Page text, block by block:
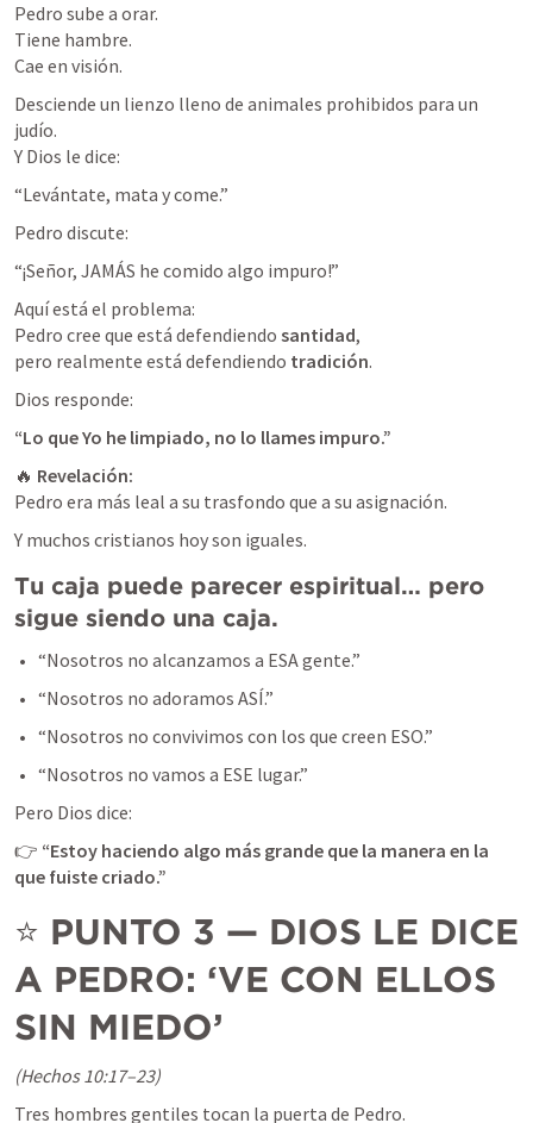
Pedro sube a orar.
Tiene hambre.
Cae en visión.
Desciende un lienzo lleno de animales prohibidos para un
judío.
Y Dios le dice:
“Levántate, mata y come.”
Pedro discute:
“¡Señor, JAMÁS he comido algo impuro!”
Aquí está el problema:
Pedro cree que está defendiendo santidad,
pero realmente está defendiendo tradición.
Dios responde:
“Lo que Yo he limpiado, no lo llames impuro.”
🔥 Revelación:
Pedro era más leal a su trasfondo que a su asignación.
Y muchos cristianos hoy son iguales.
Tu caja puede parecer espiritual… pero
sigue siendo una caja.
“Nosotros no alcanzamos a ESA gente.”
“Nosotros no adoramos ASÍ.”
“Nosotros no convivimos con los que creen ESO.”
“Nosotros no vamos a ESE lugar.”
Pero Dios dice:
👉 “Estoy haciendo algo más grande que la manera en la
que fuiste criado.”
⭐ PUNTO 3 — DIOS LE DICE
A PEDRO: ‘VE CON ELLOS
SIN MIEDO’
(Hechos 10:17–23)
Tres hombres gentiles tocan la puerta de Pedro.